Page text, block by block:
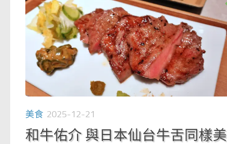
美食 2025-12-21
和牛佑介 與日本仙台牛舌同樣